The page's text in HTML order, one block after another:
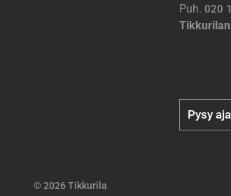
Puh. 020
Pysy
© 2026 Tikkurila